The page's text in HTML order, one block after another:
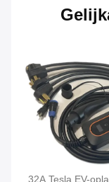
110V - 250V 32A